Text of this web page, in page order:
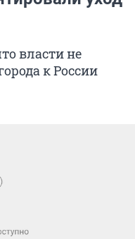
власти не
к России